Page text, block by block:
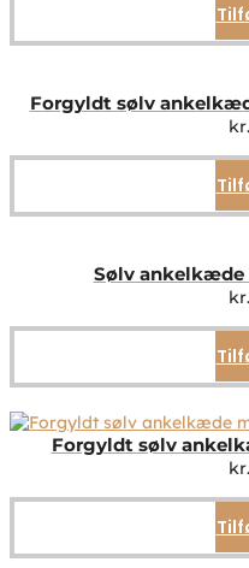
Forgyldt sølv
kr.
Sølv ankelkæde
kr.
Forgyldt sølv
kr.